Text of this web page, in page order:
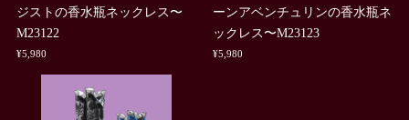
ジストの香水瓶ネックレス〜
M23122
¥5,980
ーンアベンチュリンの香水瓶ネ
ックレス〜M23123
¥5,980